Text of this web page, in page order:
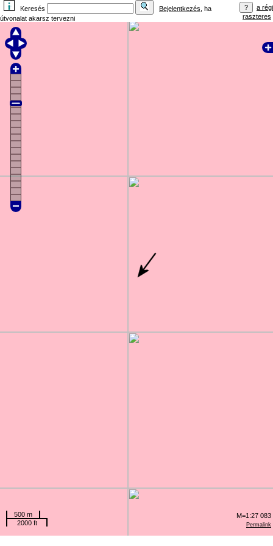
Keresés Bejelentkezés , ha
útvonalat akarsz tervezni
a régi
raszteres
Permalink
500 m
2000 ft
M=1:27 083